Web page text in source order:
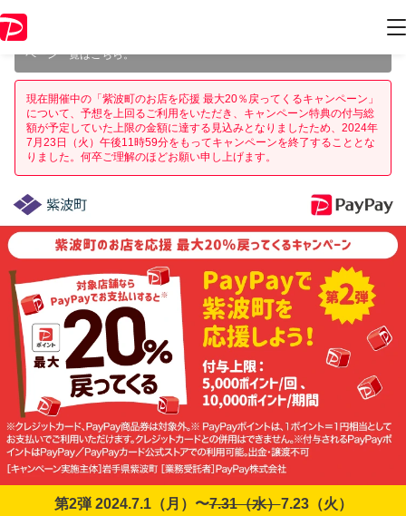
ジ内の情報はキャンペーン終了時点のものになります。
ペーン一覧はこちら。
現在開催中の「紫波町のお店を応援 最大20％戻ってくるキャンペーン」
について、予想を上回るご利用をいただき、キャンペーン特典の付与総
額が予定していた上限の金額に達する見込みとなりましたため、2024年
7月23日（火）午後11時59分をもってキャンペーンを終了することとな
りました。何卒ご理解のほどお願い申し上げます。
第2弾 2024.7.1（月）〜7.31（水）7.23（火）